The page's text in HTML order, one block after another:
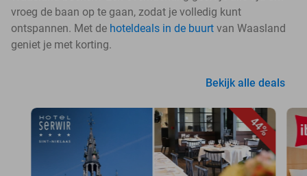
vroeg de baan op te gaan, zodat je volledig kunt
ontspannen. Met de hoteldeals in de buurt van Waasland
geniet je met korting.
Bekijk alle deals
44%